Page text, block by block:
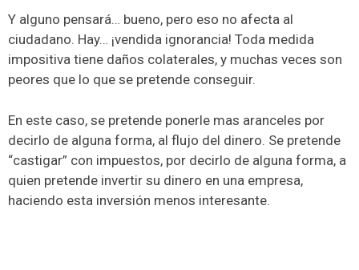
Y alguno pensará… bueno, pero eso no afecta al
ciudadano. Hay… ¡vendida ignorancia! Toda medida
impositiva tiene daños colaterales, y muchas veces son
peores que lo que se pretende conseguir.
En este caso, se pretende ponerle mas aranceles por
decirlo de alguna forma, al flujo del dinero. Se pretende
“castigar” con impuestos, por decirlo de alguna forma, a
quien pretende invertir su dinero en una empresa,
haciendo esta inversión menos interesante.